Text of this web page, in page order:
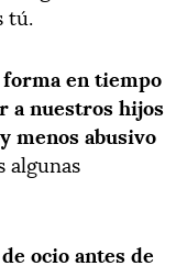
tú.
forma en tiempo
a nuestros hijos
menos abusivo
algunas
ocio antes de